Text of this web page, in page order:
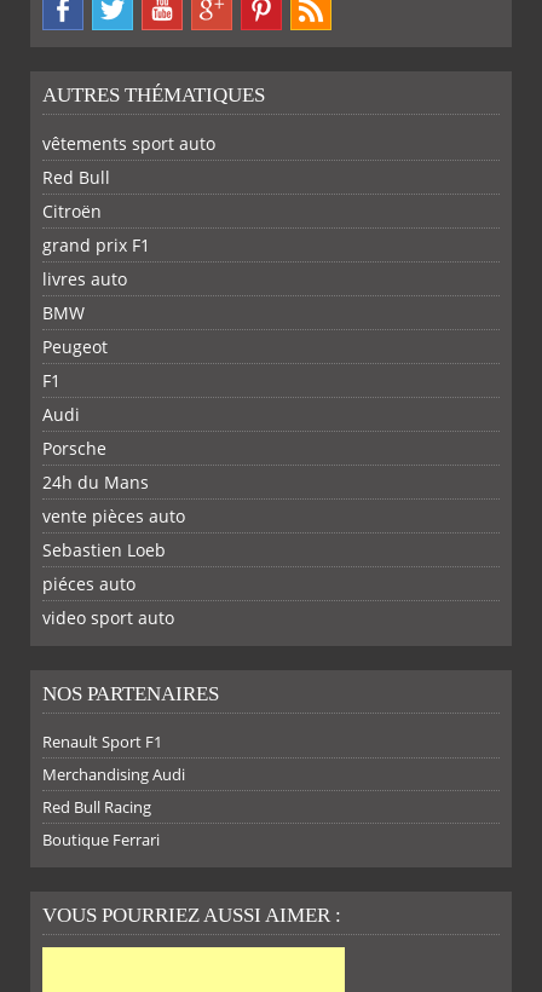
SUR SUR SUR SUR
FACEBOOKTWITTER
AUTRES THÉMATIQUES
vêtements sport auto
Red Bull
Citroën
grand prix F1
livres auto
BMW
Peugeot
F1
Audi
Porsche
24h du Mans
vente pièces auto
Sebastien Loeb
piéces auto
video sport auto
NOS PARTENAIRES
Renault Sport F1
Merchandising Audi
Red Bull Racing
Boutique Ferrari
VOUS POURRIEZ AUSSI AIMER :